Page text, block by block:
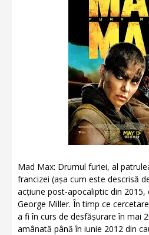
Mad Max: Drumul furiei, al
francizei (așa cum este descrisă
acțiune post-apocaliptic din 2015,
George Miller. În timp ce
a fi în curs de desfășurare în mai
amânată până în iunie 2012 din